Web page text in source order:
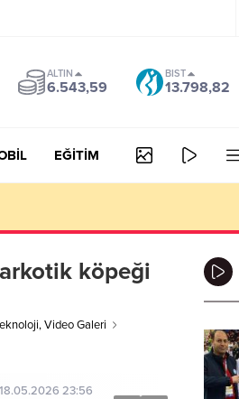
ALTIN
6.543,59
BIST
13.798,82
EĞİTİM
köpeği
,Video Galeri
18.05.2026 23:56